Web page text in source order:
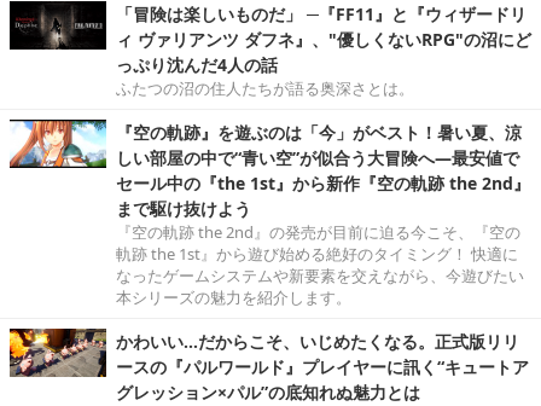
「冒険は楽しいものだ」 ─『FF11』と『ウィザードリ
ィ ヴァリアンツ ダフネ』、"優しくないRPG"の沼にど
っぷり沈んだ4人の話
ふたつの沼の住人たちが語る奥深さとは。
『空の軌跡』を遊ぶのは「今」がベスト！暑い夏、涼
しい部屋の中で“青い空”が似合う大冒険へ―最安値で
セール中の『the 1st』から新作『空の軌跡 the 2nd』
まで駆け抜けよう
『空の軌跡 the 2nd』の発売が目前に迫る今こそ、『空の
軌跡 the 1st』から遊び始める絶好のタイミング！ 快適に
なったゲームシステムや新要素を交えながら、今遊びたい
本シリーズの魅力を紹介します。
かわいい…だからこそ、いじめたくなる。正式版リリ
ースの『パルワールド』プレイヤーに訊く“キュートア
グレッション×パル”の底知れぬ魅力とは